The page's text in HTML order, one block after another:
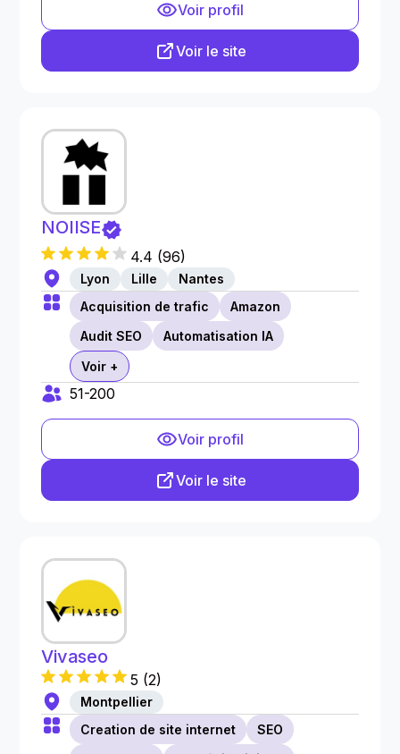
Voir profil
Voir le site
NOIISE
4.4 (96)
Lyon Lille
Nantes
Acquisition de trafic
Amazon
Audit SEO
Automatisation IA
Voir +
51-200
Voir profil
Voir le site
Vivaseo
5 (2)
Montpellier
Creation de site internet
SEO